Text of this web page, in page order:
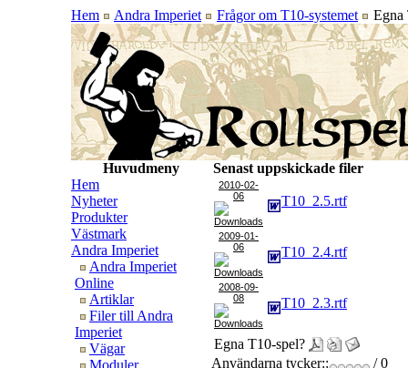
Hem Andra Imperiet Frågor om T10-systemet Egna
Huvudmeny
Hem
Nyheter
Produkter
Västmark
Andra Imperiet
Andra Imperiet
Online
Artiklar
Filer till Andra
Imperiet
Vägar
Moduler
Senast uppskickade filer
2010-02-
06
T10_2.5.rtf
2009-01-
06
T10_2.4.rtf
2008-09-
08
T10_2.3.rtf
Egna T10-spel?
Användarna tycker::
/ 0